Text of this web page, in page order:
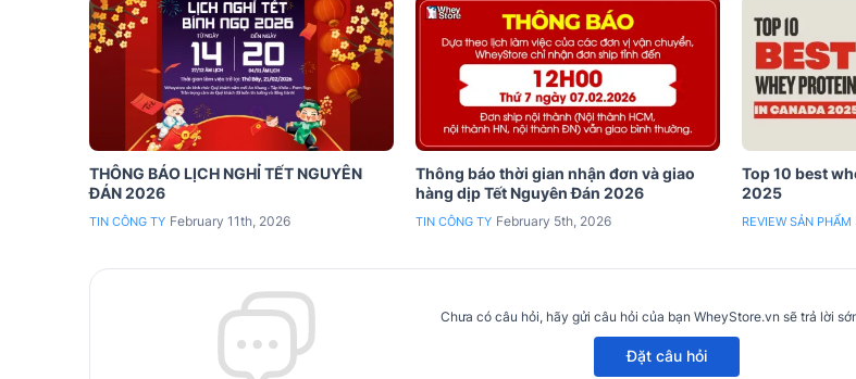
THÔNG BÁO LỊCH NGHỈ TẾT NGUYÊN
ĐÁN 2026
TIN CÔNG TY February 11th, 2026
Thông báo thời gian nhận đơn và giao
hàng dịp Tết Nguyên Đán 2026
TIN CÔNG TY February 5th, 2026
Top 10 best
2025
REVIEW SẢN PHẨM
Chưa có câu hỏi, hãy gửi câu hỏi của bạn WheyStore.vn sẽ trả lời
Đặt câu hỏi